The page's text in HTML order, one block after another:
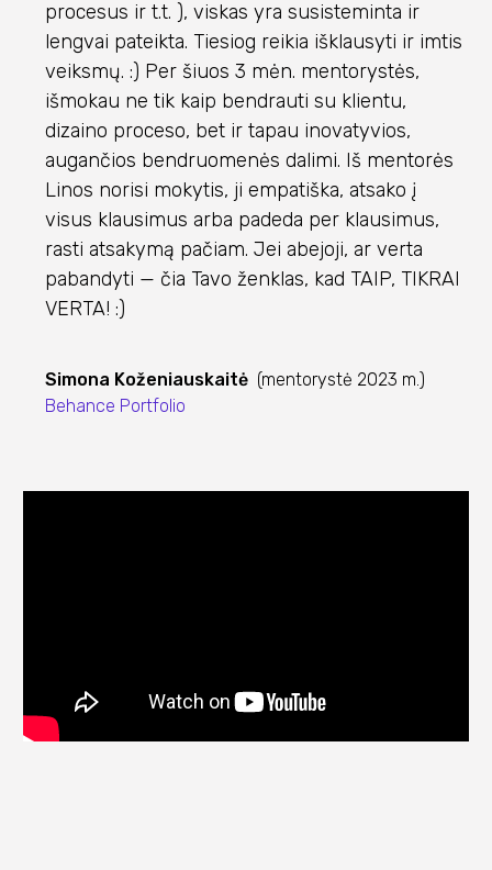
procesus ir t.t. ), viskas yra susisteminta ir
lengvai pateikta. Tiesiog reikia išklausyti ir imtis
veiksmų. :) Per šiuos 3 mėn. mentorystės,
išmokau ne tik kaip bendrauti su klientu,
dizaino proceso, bet ir tapau inovatyvios,
augančios bendruomenės dalimi. Iš mentorės
Linos norisi mokytis, ji empatiška, atsako į
visus klausimus arba padeda per klausimus,
rasti atsakymą pačiam. Jei abejoji, ar verta
pabandyti — čia Tavo ženklas, kad TAIP, TIKRAI
VERTA! :)
Simona Koženiauskaitė (mentorystė 2023 m.)
Behance Portfolio